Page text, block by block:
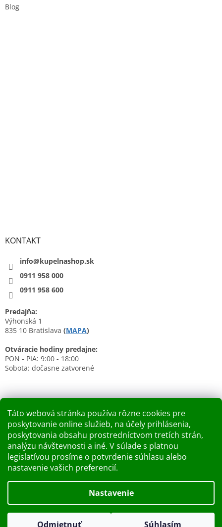
Táto webová stránka používa rôzne cookies pre
poskytovanie online služieb, na účely prihlásenia,
poskytovania obsahu prostredníctvom tretích strán,
analýzu návštevnosti a iné. V súlade s platnou
legislatívou prosíme o potvrdenie súhlasu alebo
nastavenie vašich preferencií.
Nastavenie
Odmietnuť Súhlasím
Dobry deň Chceme Vás informovať, že predajňa bude zatvorená
v piatok 7.8.2026. Ďakujeme za pochopenie S pozdravom
Blog
KONTAKT
info@kupelnashop.sk
0911 958 000
0911 958 600
Predajňa:
Výhonská 1
835 10 Bratislava (MAPA)
Otváracie hodiny predajne:
PON - PIA: 9:00 - 18:00
Sobota: dočasne zatvorené
Nákupný košík
0KS / 0 €
Kupelnashop.sk